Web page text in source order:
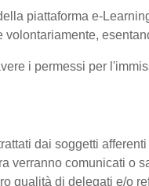
piattaforma e-
volontariamente,
i permessi per
dai soggetti
verranno comunicati o
qualità di delegati e/o